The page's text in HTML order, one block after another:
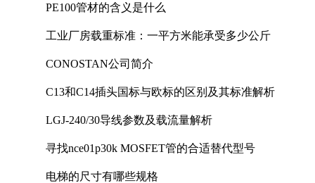
PE100管材的含义是什么
工业厂房载重标准：一平方米能承受多少公斤
CONOSTAN公司简介
C13和C14插头国标与欧标的区别及其标准解析
LGJ-240/30导线参数及载流量解析
寻找nce01p30k MOSFET管的合适替代型号
电梯的尺寸有哪些规格